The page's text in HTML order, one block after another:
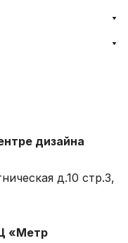
дизайна
д.10 стр.3,
«Метр